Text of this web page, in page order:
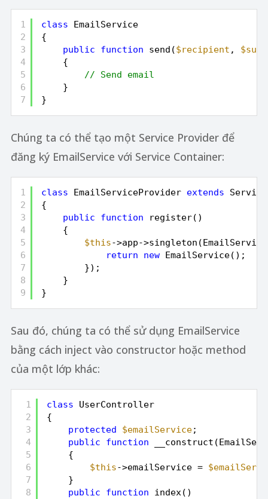
1
2
3
4
5
6
7
class
EmailService
{
public
function send($recipient ,
{
// Send email
}
}
Chúng ta có thể tạo một Service Provider để
đăng ký EmailService với Service Container:
1
2
3
4
5
6
7
8
9
class EmailServiceProvider extends
{
public
function
register()
{
$this->app-
return
new
EmailService();
});
}
}
Sau đó, chúng ta có thể sử dụng EmailService
bằng cách inject vào constructor hoặc method
của một lớp khác:
1
2
3
4
5
6
7
8
class
UserController
{
protected
$emailService;
public
function
{
$this->emailService =
}
public
function
index()